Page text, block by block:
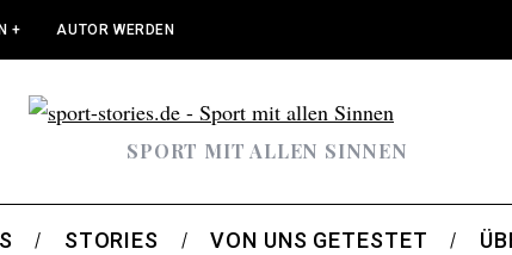
+ AUTOR WERDEN
SPORT MIT ALLEN SINNEN
STORIES VON UNS GETESTET